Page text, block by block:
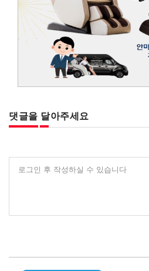
댓글을 달아주세요
로그인 후 작성하실 수 있습니다